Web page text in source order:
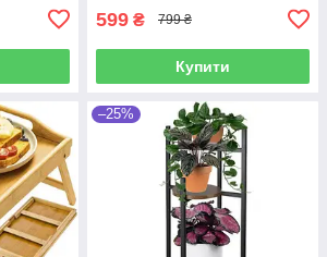
599 ₴ 799 ₴
Купити
–25%